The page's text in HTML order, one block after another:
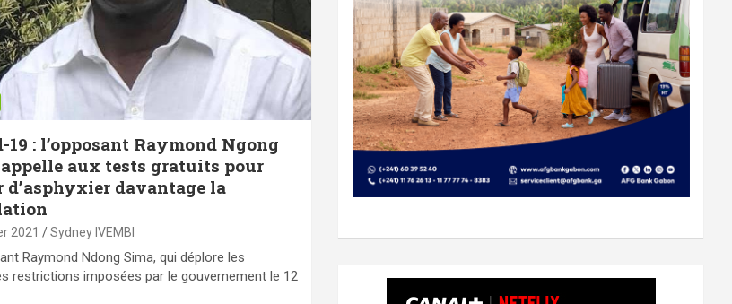
19 : l’opposant Raymond Ngong
aux tests gratuits pour
d’asphyxier davantage la
2021 Sydney IVEMBI
Raymond Ndong Sima, qui déplore les
restrictions imposées par le gouvernement le 12